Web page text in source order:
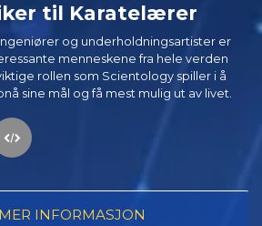
til Karatelærer
og underholdningsartister er
menneskene fra hele verden
rollen som Scientology spiller i å
sine mål og få mest mulig ut av livet.
MER INFORMASJON